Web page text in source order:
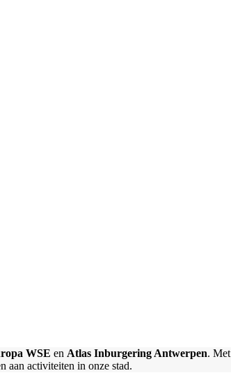
WSE en Atlas Inburgering Antwerpen. Met
aan activiteiten in onze stad.